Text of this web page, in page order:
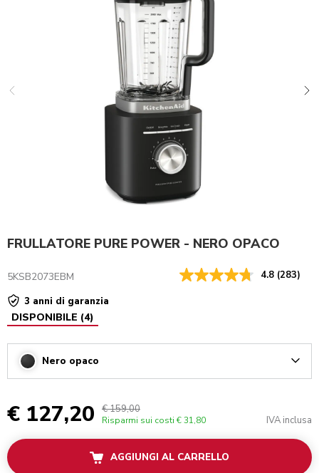
FRULLATORE PURE POWER - NERO OPACO
5KSB2073EBM 4.8 (283)
3 anni di garanzia
DISPONIBILE (4)
Nero opaco
€ 127,20 € 159,00
Risparmi sui costi € 31,80 IVA inclusa
AGGIUNGI AL CARRELLO